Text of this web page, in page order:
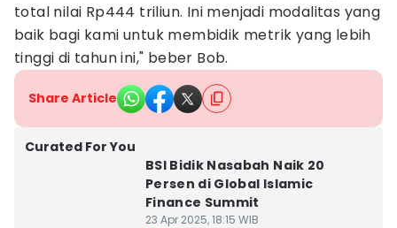
total nilai Rp444 triliun. Ini menjadi modalitas yang
baik bagi kami untuk membidik metrik yang lebih
tinggi di tahun ini," beber Bob.
Share Article
Curated For You
BSI Bidik Nasabah Naik 20
Persen di Global Islamic
Finance Summit
23 Apr 2025, 18:15 WIB